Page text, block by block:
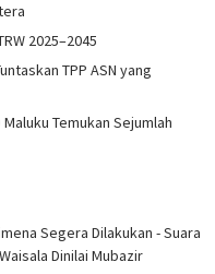
2025–2045
TPP ASN yang
Temukan Sejumlah
Segera Dilakukan - Suara
Dinilai Mubazir